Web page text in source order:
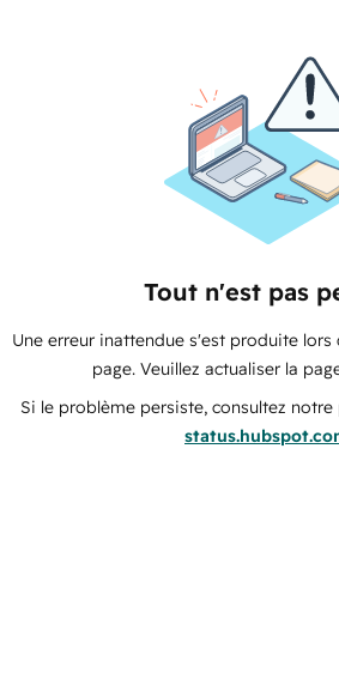
Tout n'est pas
Une erreur inattendue s'est produite
page. Veuillez actualiser la
Si le problème persiste, consultez